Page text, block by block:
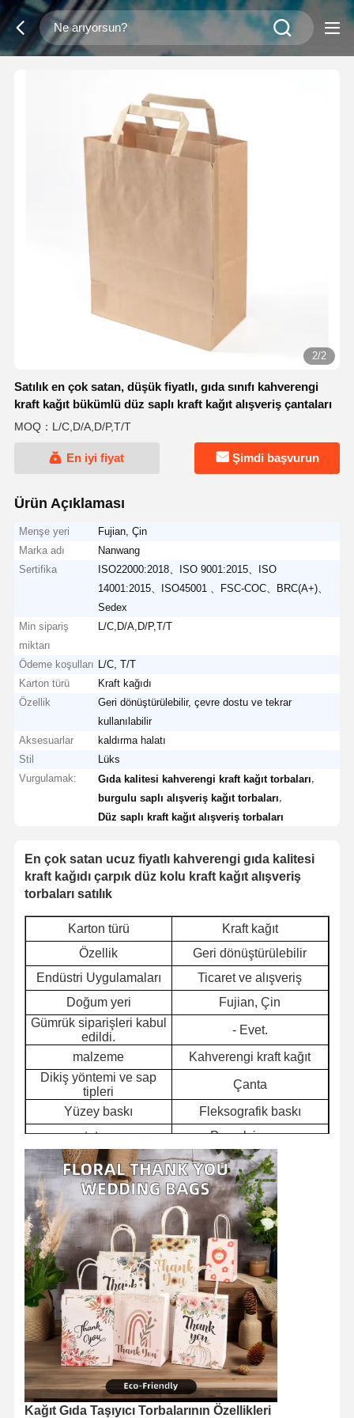
2/2
Satılık en çok satan, düşük fiyatlı, gıda sınıfı kahverengi
kraft kağıt bükümlü düz saplı kraft kağıt alışveriş çantaları
MOQ：L/C,D/A,D/P,T/T
En iyi fiyat Şimdi başvurun
Ürün Açıklaması
Menşe yeri
Fujian, Çin
Marka adı
Nanwang
Sertifika
ISO22000:2018、ISO 9001:2015、ISO
14001:2015、ISO45001 、FSC-COC、BRC(A+)、
Sedex
Min sipariş
miktarı
L/C,D/A,D/P,T/T
Ödeme koşulları
L/C, T/T
Karton türü
Kraft kağıdı
Özellik
Geri dönüştürülebilir, çevre dostu ve tekrar
kullanılabilir
Aksesuarlar
kaldırma halatı
Stil
Lüks
Vurgulamak:
Gıda kalitesi kahverengi kraft kağıt torbaları
burgulu saplı alışveriş kağıt torbaları
Düz saplı kraft kağıt alışveriş torbaları
En çok satan ucuz fiyatlı kahverengi gıda kalitesi
kraft kağıdı çarpık düz kolu kraft kağıt alışveriş
torbaları satılık
Karton türü
Kraft kağıt
Özellik
Geri dönüştürülebilir
Endüstri Uygulamaları
Ticaret ve alışveriş
Doğum yeri
Fujian, Çin
Gümrük siparişleri kabul
edildi.
- Evet.
malzeme
Kahverengi kraft kağıt
Dikiş yöntemi ve sap
tipleri
Çanta
Yüzey baskı
Fleksografik baskı
tutun
Pamuk ip sapı
marka
Nanwang
tutun
Kraft kağıt kolu
Asgari sipariş miktarı
(MOQ)
50000
Kağıt Gıda Taşıyıcı Torbalarının Özellikleri